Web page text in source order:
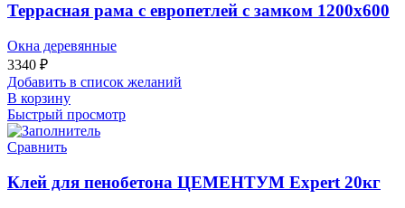
Террасная рама с европетлей с замком 1200х600
Окна деревянные
3340 ₽
Добавить в список желаний
В корзину
Быстрый просмотр
Сравнить
Клей для пенобетона ЦЕМЕНТУМ Expert 20кг